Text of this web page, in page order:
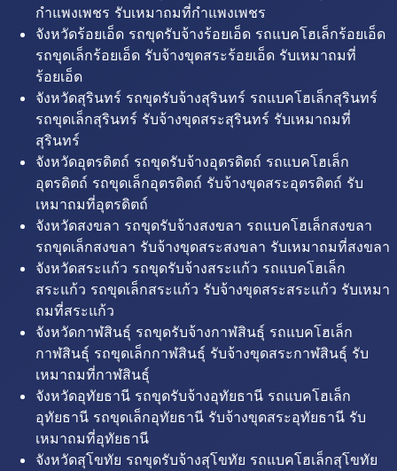
กำแพงเพชร รับเหมาถมที่กำแพงเพชร
จังหวัดร้อยเอ็ด รถขุดรับจ้างร้อยเอ็ด รถแบคโฮเล็กร้อยเอ็ด
รถขุดเล็กร้อยเอ็ด รับจ้างขุดสระร้อยเอ็ด รับเหมาถมที่
ร้อยเอ็ด
จังหวัดสุรินทร์ รถขุดรับจ้างสุรินทร์ รถแบคโฮเล็กสุรินทร์
รถขุดเล็กสุรินทร์ รับจ้างขุดสระสุรินทร์ รับเหมาถมที่
สุรินทร์
จังหวัดอุตรดิตถ์ รถขุดรับจ้างอุตรดิตถ์ รถแบคโฮเล็ก
อุตรดิตถ์ รถขุดเล็กอุตรดิตถ์ รับจ้างขุดสระอุตรดิตถ์ รับ
เหมาถมที่อุตรดิตถ์
จังหวัดสงขลา รถขุดรับจ้างสงขลา รถแบคโฮเล็กสงขลา
รถขุดเล็กสงขลา รับจ้างขุดสระสงขลา รับเหมาถมที่สงขลา
จังหวัดสระแก้ว รถขุดรับจ้างสระแก้ว รถแบคโฮเล็ก
สระแก้ว รถขุดเล็กสระแก้ว รับจ้างขุดสระสระแก้ว รับเหมา
ถมที่สระแก้ว
จังหวัดกาฬสินธุ์ รถขุดรับจ้างกาฬสินธุ์ รถแบคโฮเล็ก
กาฬสินธุ์ รถขุดเล็กกาฬสินธุ์ รับจ้างขุดสระกาฬสินธุ์ รับ
เหมาถมที่กาฬสินธุ์
จังหวัดอุทัยธานี รถขุดรับจ้างอุทัยธานี รถแบคโฮเล็ก
อุทัยธานี รถขุดเล็กอุทัยธานี รับจ้างขุดสระอุทัยธานี รับ
เหมาถมที่อุทัยธานี
จังหวัดสุโขทัย รถขุดรับจ้างสุโขทัย รถแบคโฮเล็กสุโขทัย